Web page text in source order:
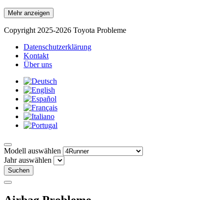
Mehr anzeigen
Copyright 2025-2026 Toyota Probleme
Datenschutzerklärung
Kontakt
Über uns
Modell auswählen
Jahr auswählen
Suchen